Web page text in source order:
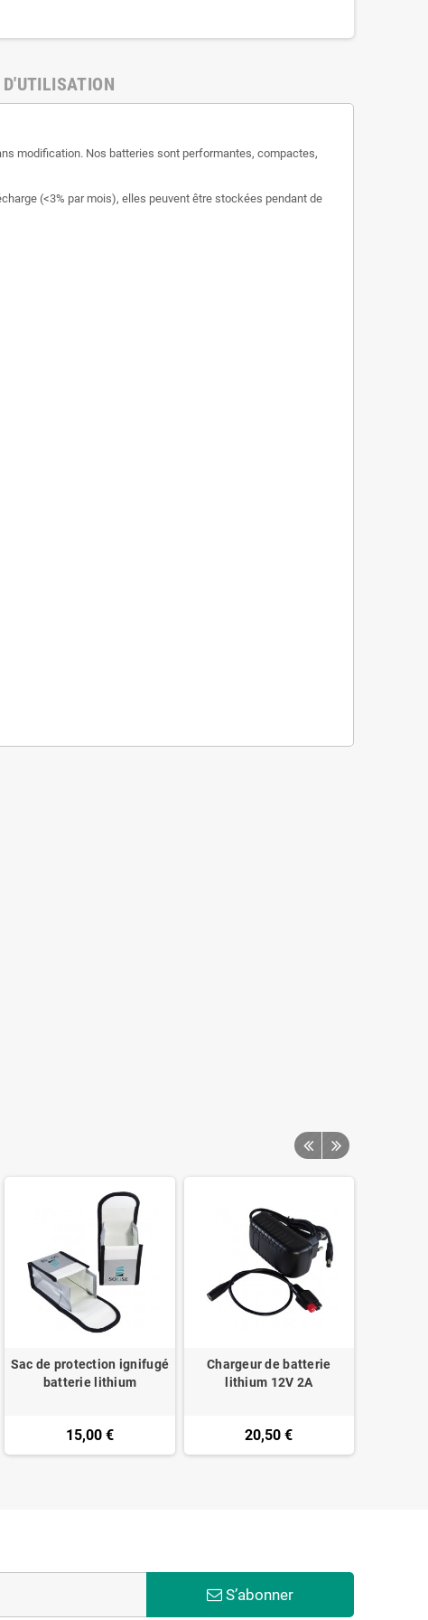
modification. Nos batteries sont performantes, compactes,
(<3% par mois), elles peuvent être stockées pendant de
Sac de protection ignifugé
batterie lithium
15,00 €
Chargeur de batterie
lithium 12V 2A
20,50 €
S’abonner